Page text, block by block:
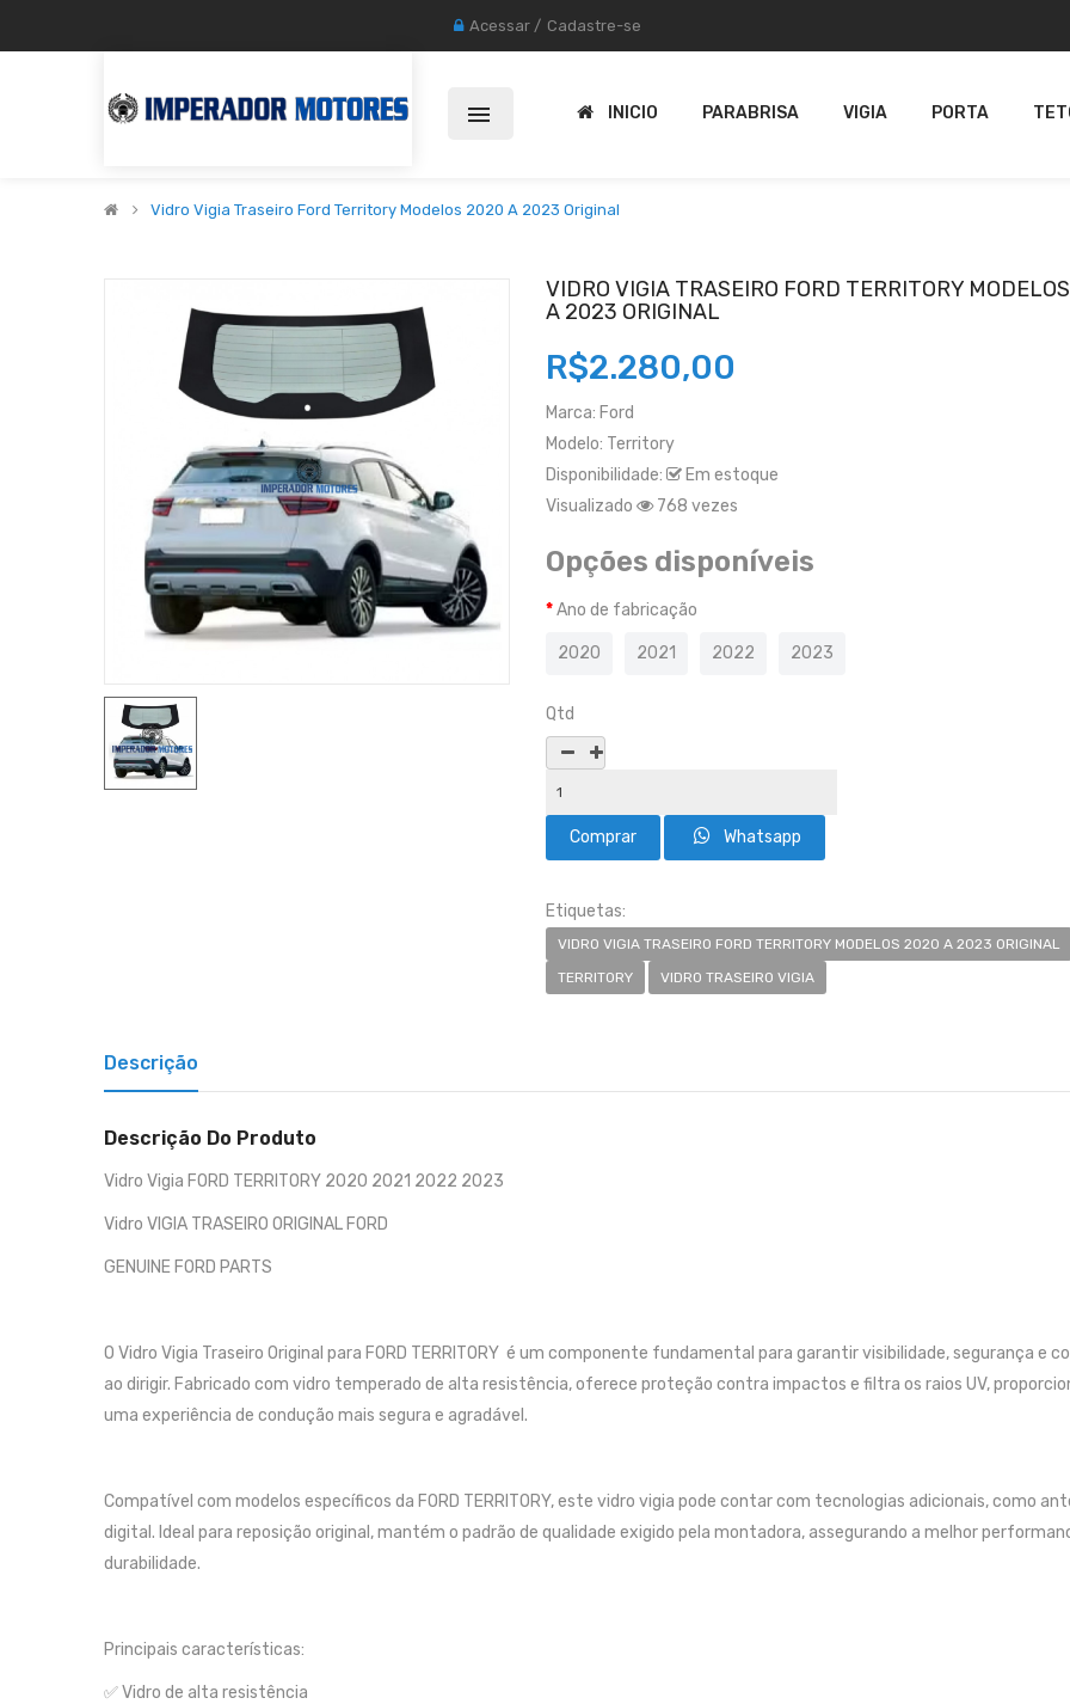
Acessar / Cadastre-se
INICIO PARABRISA VIGIA PORTA
Vidro Vigia Traseiro Ford Territory Modelos 2020 A 2023 Original
VIDRO VIGIA TRASEIRO FORD TERRITORY
A 2023 ORIGINAL
R$2.280,00
Marca: Ford
Modelo: Territory
Disponibilidade:
Em estoque
Visualizado
768 vezes
Opções disponíveis
Ano de fabricação
2020 2021 2022 2023
Qtd
Whatsapp
Etiquetas:
VIDRO VIGIA TRASEIRO FORD TERRITORY MODELOS 2020 A 2023 ORIGINAL
TERRITORY
VIDRO TRASEIRO VIGIA
Descrição
Descrição Do Produto
Vidro Vigia FORD TERRITORY 2020 2021 2022 2023
Vidro VIGIA TRASEIRO ORIGINAL FORD
GENUINE FORD PARTS
O Vidro Vigia Traseiro Original para FORD TERRITORY é um componente fundamental para garantir visibilidade, segurança e
ao dirigir. Fabricado com vidro temperado de alta resistência, oferece proteção contra impactos e filtra os raios UV,
uma experiência de condução mais segura e agradável.
Compatível com modelos específicos da FORD TERRITORY, este vidro vigia pode contar com tecnologias adicionais, como
digital. Ideal para reposição original, mantém o padrão de qualidade exigido pela montadora, assegurando a melhor
durabilidade.
Principais características:
✅ Vidro de alta resistência